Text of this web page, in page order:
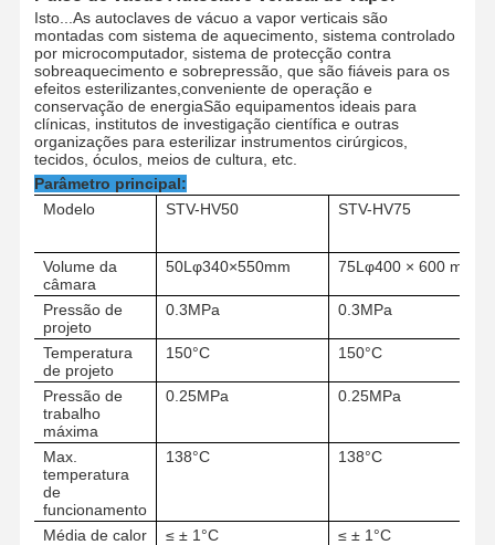
Isto... As autoclaves de vácuo a vapor verticais são
montadas com sistema de aquecimento, sistema controlado
por microcomputador, sistema de protecção contra
sobreaquecimento e sobrepressão, que são fiáveis para os
efeitos esterilizantes,conveniente de operação e
conservação de energiaSão equipamentos ideais para
clínicas, institutos de investigação científica e outras
organizações para esterilizar instrumentos cirúrgicos,
tecidos, óculos, meios de cultura, etc.
Parâmetro principal:
Modelo
STV-HV50 STV-HV75
Volume da
câmara
50Lφ340×550mm 75Lφ400 × 600 mm
Pressão de
projeto
0.3MPa 0.3MPa
Temperatura
de projeto
150°C 150°C
Pressão de
trabalho
máxima
0.25MPa 0.25MPa
Max.
temperatura
de
funcionamento
138°C 138°C
Média de calor ≤ ± 1°C
≤ ± 1°C